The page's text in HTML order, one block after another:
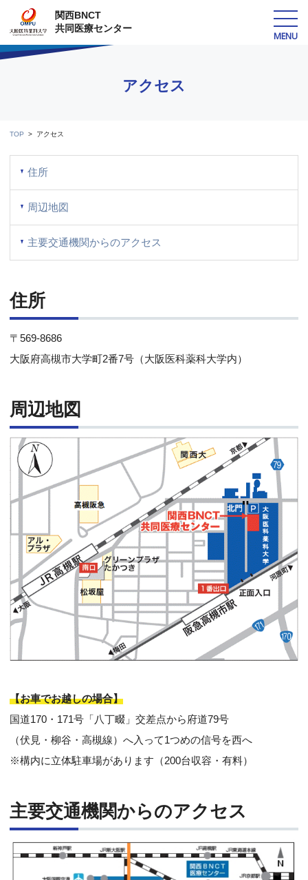
関西BNCT
共同医療センター
MENU
アクセス
TOP アクセス
住所
周辺地図
主要交通機関からのアクセス
住所
〒569-8686
大阪府高槻市大学町2番7号（大阪医科薬科大学内）
周辺地図
【お車でお越しの場合】
国道170・171号「八丁畷」交差点から府道79号
（伏見・柳谷・高槻線）へ入って1つめの信号を西へ
※構内に立体駐車場があります（200台収容・有料）
主要交通機関からのアクセス